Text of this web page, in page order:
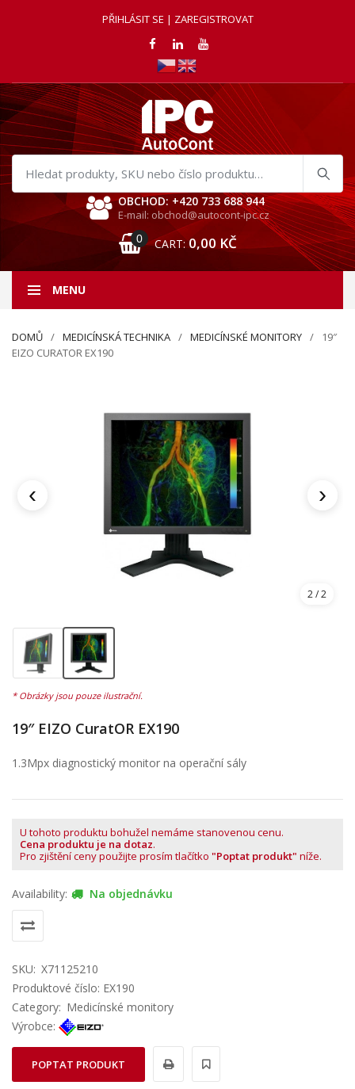
PŘIHLÁSIT SE | ZAREGISTROVAT
Hledat
produkty
OBCHOD: +420 733 688 944
E-mail: obchod@autocont-ipc.cz
0 CART: 0,00 KČ
MENU
DOMŮ MEDICÍNSKÁ TECHNIKA MEDICÍNSKÉ MONITORY
19″
EIZO CURATOR EX190
‹ ›
1/ 2
19″ EIZO CuratOR EX190
1.3Mpx diagnostický monitor na operační sály
U tohoto produktu bohužel nemáme stanovenou cenu.
Cena produktu je na dotaz.
Pro zjištění ceny použijte prosím tlačítko "Poptat produkt" níže.
Availability: Na objednávku
SKU: X71125210
Produktové číslo: EX190
Category: Medicínské monitory
Výrobce:
POPTAT PRODUKT